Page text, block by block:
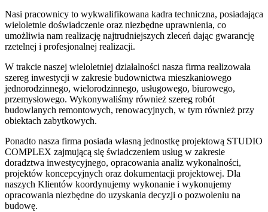
Nasi pracownicy to wykwalifikowana kadra techniczna, posiadająca
wieloletnie doświadczenie oraz niezbędne uprawnienia, co
umożliwia nam realizację najtrudniejszych zleceń dając gwarancję
rzetelnej i profesjonalnej realizacji.
W trakcie naszej wieloletniej działalności nasza firma realizowała
szereg inwestycji w zakresie budownictwa mieszkaniowego
jednorodzinnego, wielorodzinnego, usługowego, biurowego,
przemysłowego. Wykonywaliśmy również szereg robót
budowlanych remontowych, renowacyjnych, w tym również przy
obiektach zabytkowych.
Ponadto nasza firma posiada własną jednostkę projektową STUDIO
COMPLEX zajmującą się świadczeniem usług w zakresie
doradztwa inwestycyjnego, opracowania analiz wykonalności,
projektów koncepcyjnych oraz dokumentacji projektowej. Dla
naszych Klientów koordynujemy wykonanie i wykonujemy
opracowania niezbędne do uzyskania decyzji o pozwoleniu na
budowę.